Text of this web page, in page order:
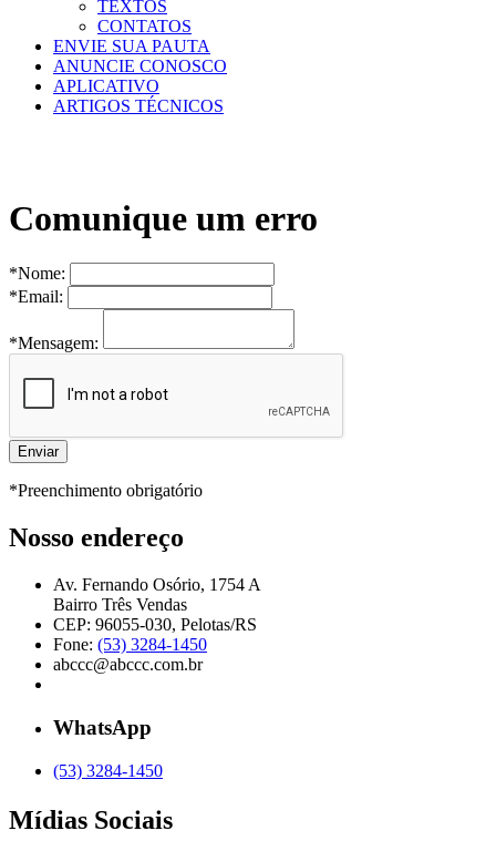
TEXTOS
CONTATOS
ENVIE SUA PAUTA
ANUNCIE CONOSCO
APLICATIVO
ARTIGOS TÉCNICOS
Comunique um erro
*Nome:
*Email:
*Mensagem:
*Preenchimento obrigatório
Nosso endereço
Av. Fernando Osório, 1754 A
Bairro Três Vendas
CEP: 96055-030, Pelotas/RS
Fone: (53) 3284-1450
abccc@abccc.com.br
WhatsApp
(53) 3284-1450
Mídias Sociais